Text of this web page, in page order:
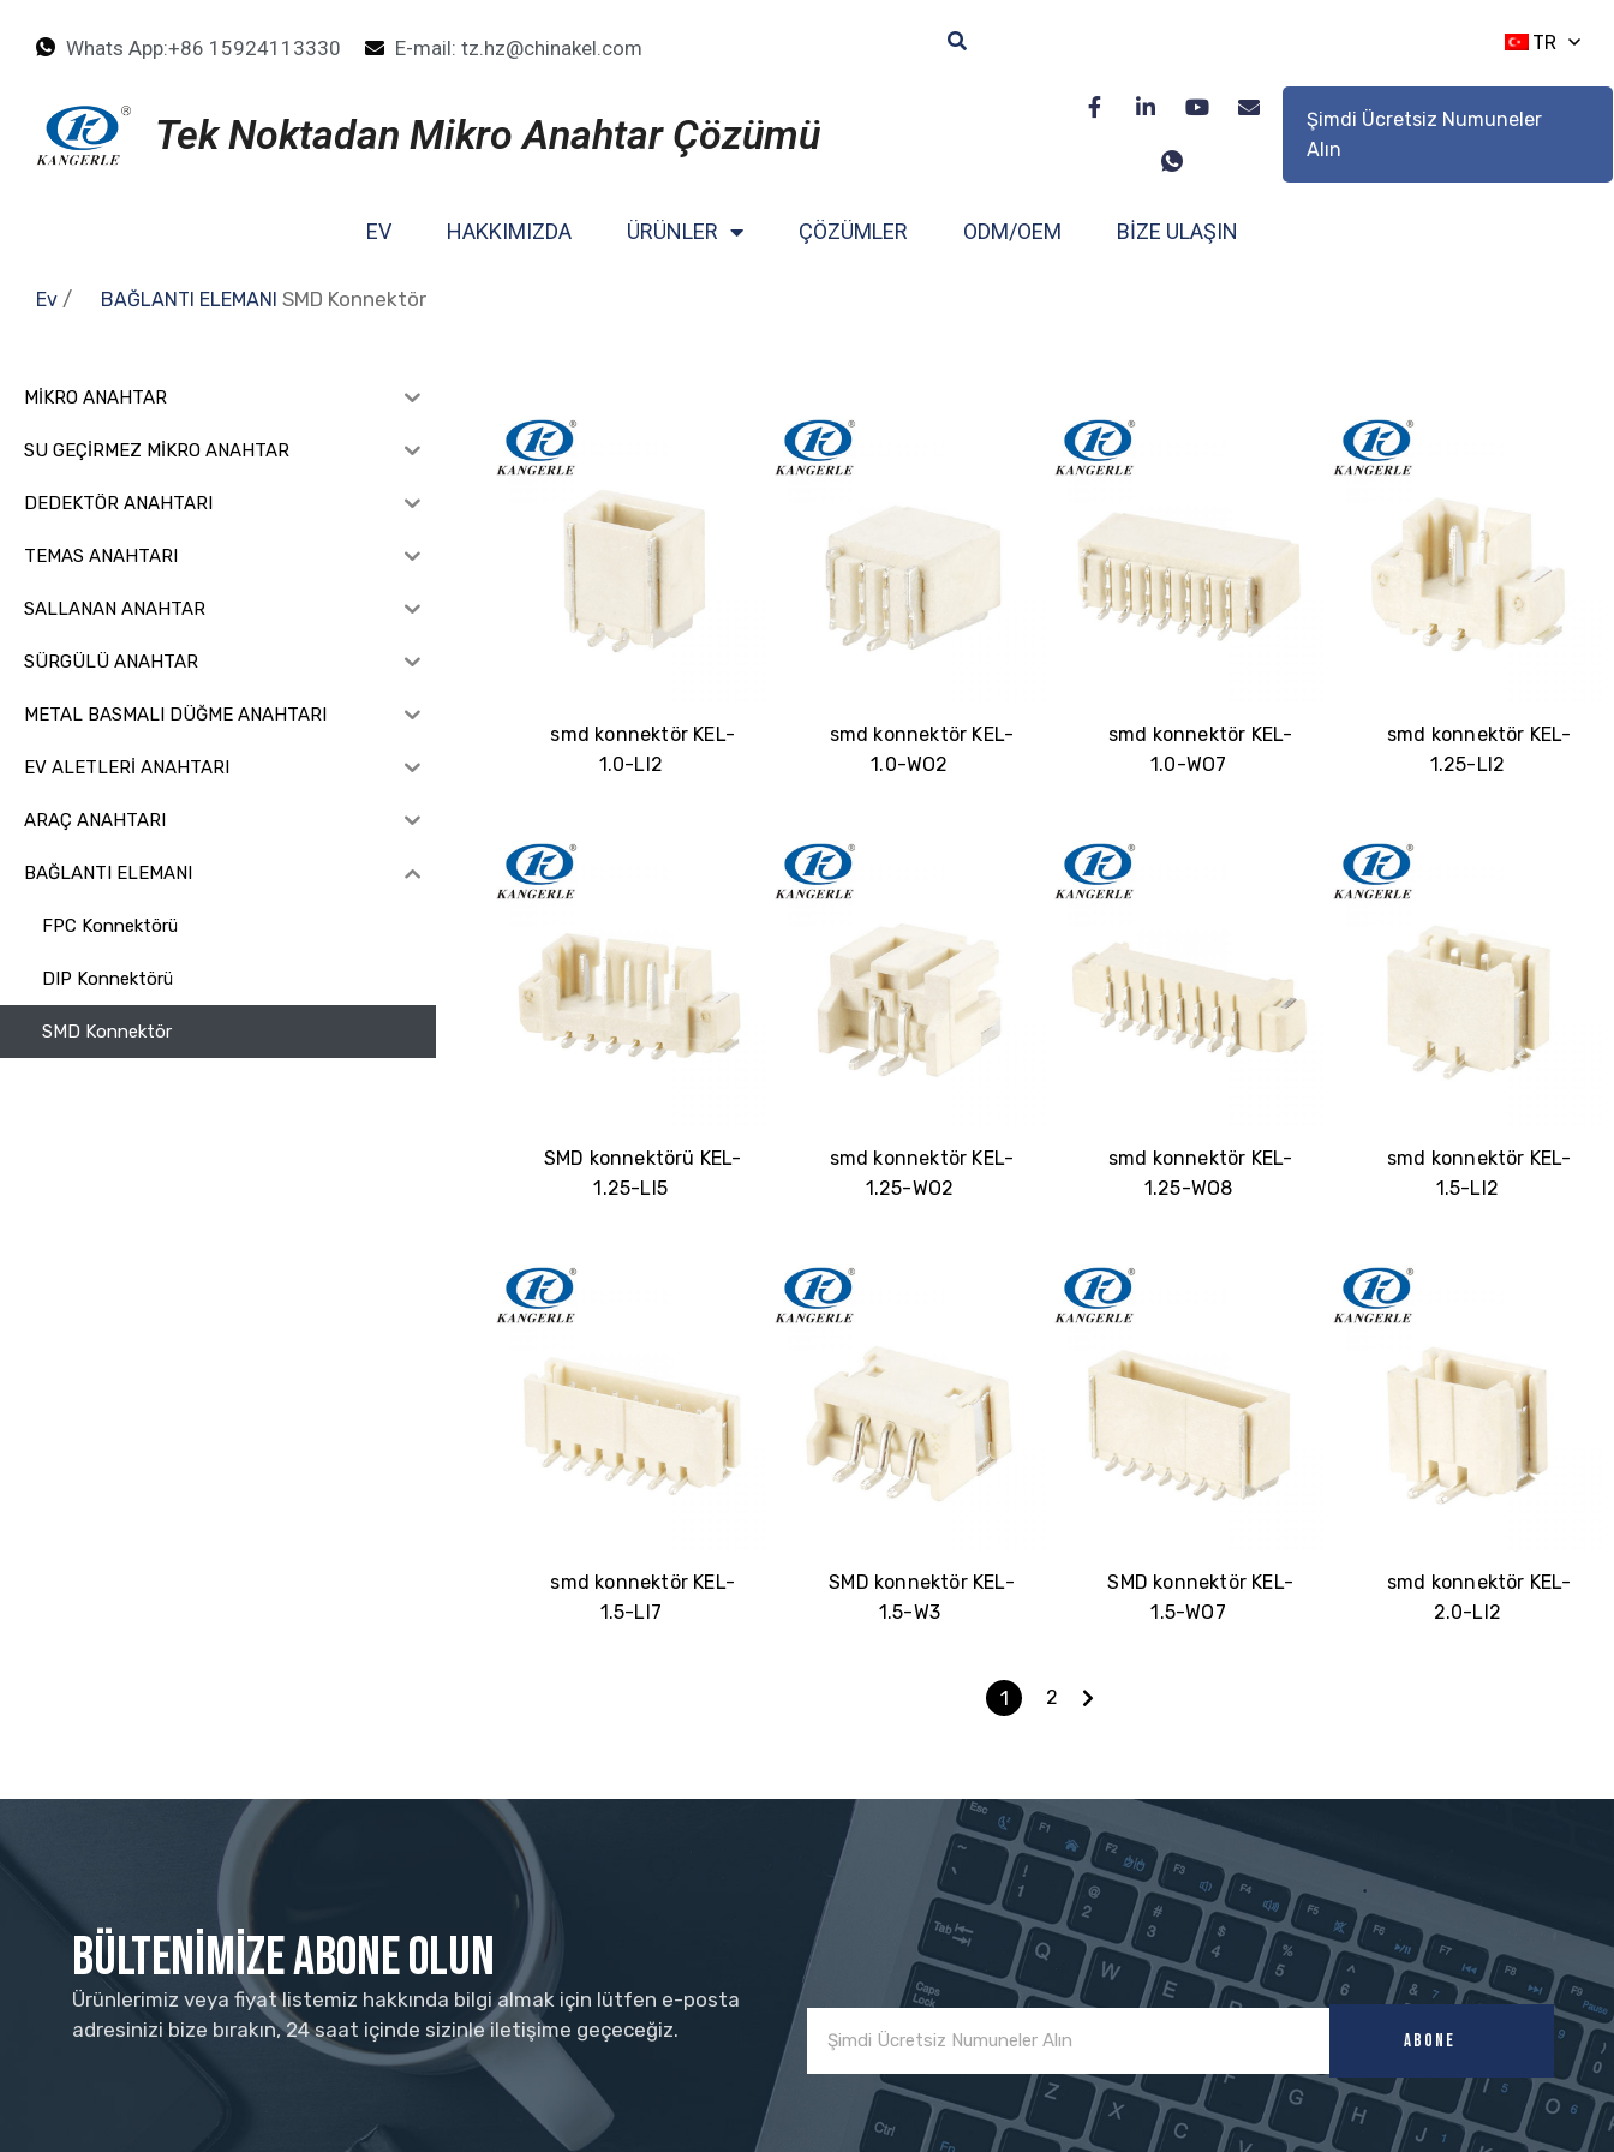
Whats App:+86 15924113330 E-mail: tz.hz@chinakel.com TR
Tek Noktadan Mikro Anahtar Çözümü
Şimdi Ücretsiz Numuneler
Alın
Hemen Fiyat Teklifi Alın:
Örnek model
GÖNDERMEK
EV HAKKIMIZDA ÜRÜNLER ÇÖZÜMLER ODM/OEM BİZE ULAŞIN
Ev / BAĞLANTI ELEMANI SMD Konnektör
MİKRO ANAHTAR
SU GEÇİRMEZ MİKRO ANAHTAR
DEDEKTÖR ANAHTARI
TEMAS ANAHTARI
SALLANAN ANAHTAR
SÜRGÜLÜ ANAHTAR
METAL BASMALI DÜĞME ANAHTARI
EV ALETLERİ ANAHTARI
ARAÇ ANAHTARI
BAĞLANTI ELEMANI
FPC Konnektörü
DIP Konnektörü
SMD Konnektör
smd konnektör KEL-
1.0-LI2
smd konnektör KEL-
1.0-WO2
smd konnektör KEL-
1.0-WO7
smd konnektör KEL-
1.25-LI2
SMD konnektörü KEL-
1.25-LI5
smd konnektör KEL-
1.25-WO2
smd konnektör KEL-
1.25-WO8
smd konnektör KEL-
1.5-LI2
smd konnektör KEL-
1.5-LI7
SMD konnektör KEL-
1.5-W3
SMD konnektör KEL-
1.5-WO7
smd konnektör KEL-
2.0-LI2
1 2
Bültenimize Abone Olun
Ürünlerimiz veya fiyat listemiz hakkında bilgi almak için lütfen e-posta
adresinizi bize bırakın, 24 saat içinde sizinle iletişime geçeceğiz.
ABONE